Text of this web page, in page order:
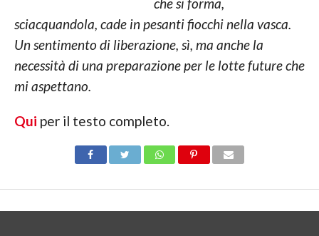
sciacquandola, cade in pesanti fiocchi nella vasca.
Un sentimento di liberazione, sì, ma anche la
necessità di una preparazione per le lotte future che
mi aspettano.
Qui per il testo completo.